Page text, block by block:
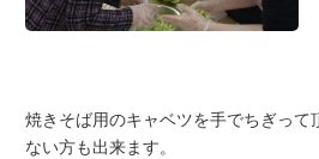
焼きそば用のキャベツを手でちぎって
ない方も出来ます。